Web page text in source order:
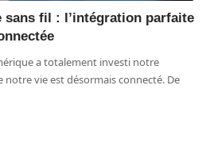
sans fil : l’intégration parfaite
a totalement investi notre
vie est désormais connecté. De